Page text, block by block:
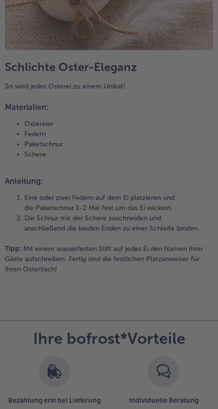
Schlichte Oster-Eleganz
So wird jedes Osterei zu einem Unikat!
Materialien:
Ostereier
Federn
Paketschnur
Schere
Anleitung:
Eine oder zwei Federn auf dem Ei platzieren und
die Paketschnur 1-2 Mal fest um das Ei wickeln.
Die Schnur mit der Schere zuschneiden und
anschließend die beiden Enden zu einer Schleife binden.
Tipp: Mit einem wasserfesten Stift auf jedes Ei den Namen Ihrer
Gäste aufschreiben. Fertig sind die festlichen Platzanweiser für
Ihren Ostertisch!
Ihre bofrost*Vorteile
Bezahlung erst bei Lieferung Individuelle Beratung